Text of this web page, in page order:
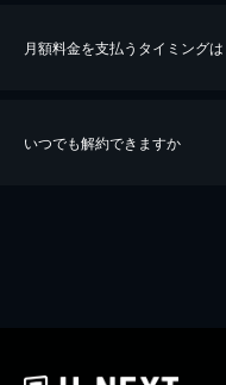
※40％ポイント還元の対象は、クレ
iOSアプリのUコイン決済による
月額料金を支払うタイミングは
いつでも解約できますか